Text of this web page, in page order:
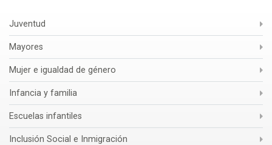
Juventud
Mayores
Mujer e igualdad de género
Infancia y familia
Escuelas infantiles
Inclusión Social e Inmigración